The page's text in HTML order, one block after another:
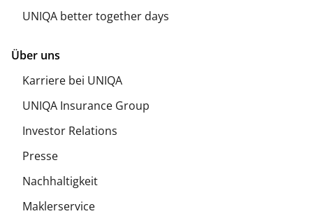
UNIQA better together days
Über uns
Karriere bei UNIQA
UNIQA Insurance Group
Investor Relations
Presse
Nachhaltigkeit
Maklerservice